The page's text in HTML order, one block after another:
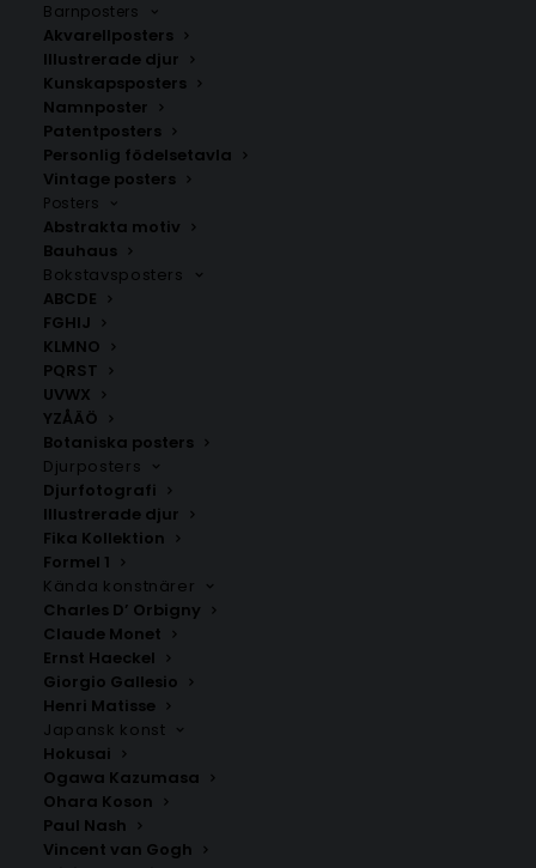
Barnposters
Akvarellposters
Illustrerade djur
Kunskapsposters
Namnposter
Patentposters
Personlig födelsetavla
Vintage posters
Posters
Abstrakta motiv
Bauhaus
Bokstavsposters
ABCDE
FGHIJ
KLMNO
PQRST
UVWX
YZÅÄÖ
Botaniska posters
Djurposters
Djurfotografi
Illustrerade djur
Fika Kollektion
Formel 1
Kända konstnärer
Charles D’ Orbigny
Claude Monet
Ernst Haeckel
Giorgio Gallesio
Henri Matisse
Japansk konst
Hokusai
Ogawa Kazumasa
Ohara Koson
Paul Nash
Vincent van Gogh
Välj mellan fyra olika storlekar: 50×70 cm, 40×50 cm,
30×40 cm och 21×30 cm.
Linköpings kommun
Norrköping
Fr. 200.00 kr